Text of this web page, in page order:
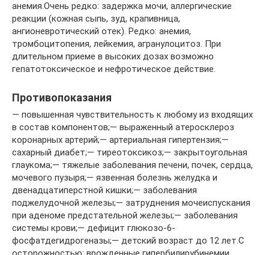
анемия.Очень редко: задержка мочи, аллергические
реакции (кожная сыпь, зуд, крапивница,
ангионевротический отек). Редко: анемия,
тромбоцитопения, лейкемия, агранулоцитоз. При
длительном приеме в высоких дозах возможно
гепатотоксическое и нефротическое действие.
Противопоказания
— повышенная чувствительность к любому из входящих
в состав компонентов;— выраженный атеросклероз
коронарных артерий;— артериальная гипертензия;—
сахарный диабет;— тиреотоксикоз;— закрытоугольная
глаукома;— тяжелые заболевания печени, почек, сердца,
мочевого пузыря;— язвенная болезнь желудка и
двенадцатиперстной кишки;— заболевания
поджелудочной железы;— затруднения мочеиспускания
при аденоме предстательной железы;— заболевания
системы крови;— дефицит глюкозо-6-
фосфатдегидрогеназы;— детский возраст до 12 лет.С